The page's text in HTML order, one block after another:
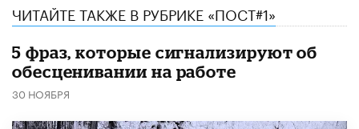
ЧИТАЙТЕ ТАКЖЕ В РУБРИКЕ «ПОСТ#1»
5 фраз, которые сигнализируют об
обесценивании на работе
30 НОЯБРЯ